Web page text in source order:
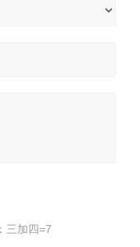
三加四=7